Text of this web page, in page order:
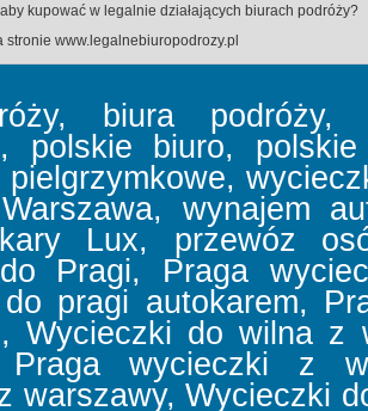
kupować w legalnie działających biurach podróży?
stronie www.legalnebiuropodrozy.pl
biura podróży,
polskie biuro,
wynajem
Lux, przewóz
Pragi, Praga
pragi autokarem,
Wycieczki do wilna z
Praga wycieczki z
warszawy, Wycieczki